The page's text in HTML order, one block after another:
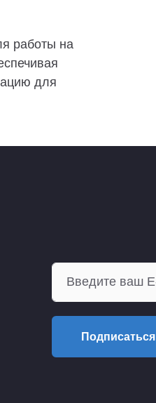
работы на
для
Подписаться